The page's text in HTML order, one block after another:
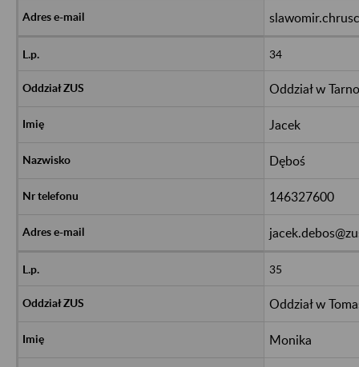
34
Oddział w
Jacek
Dęboś
146327600
35
Oddział w
Monika